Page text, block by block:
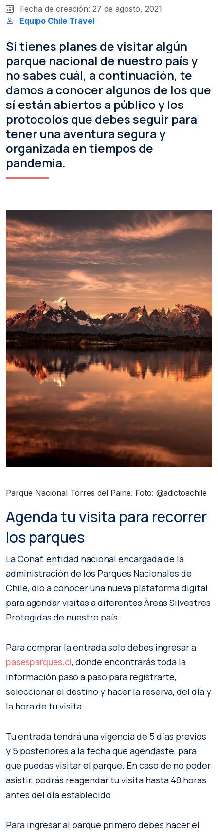
Fecha de creación: 27 de agosto, 2021
Equipo Chile Travel
Si tienes planes de visitar algún
parque nacional de nuestro país y
no sabes cuál, a continuación, te
damos a conocer algunos de los que
sí están abiertos a público y los
protocolos que debes seguir para
tener una aventura segura y
organizada en tiempos de
pandemia.
Parque Nacional Torres del Paine. Foto: @adictoachile
Agenda tu visita para recorrer
los parques
La Conaf, entidad nacional encargada de la
administración de los Parques Nacionales de
Chile, dio a conocer una nueva plataforma digital
para agendar visitas a diferentes Áreas Silvestres
Protegidas de nuestro país.
Para comprar la entrada solo debes ingresar a
pasesparques.cl, donde encontrarás toda la
información paso a paso para registrarte,
seleccionar el destino y hacer la reserva, del día y
la hora de tu visita.
Tu entrada tendrá una vigencia de 5 días previos
y 5 posteriores a la fecha que agendaste, para
que puedas visitar el parque. En caso de no poder
asistir, podrás reagendar tu visita hasta 48 horas
antes del día establecido.
Para ingresar al parque primero debes hacer el